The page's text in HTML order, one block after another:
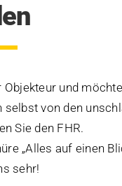
und
von den
Sie den FHR.
„Alles auf einen
sehr!